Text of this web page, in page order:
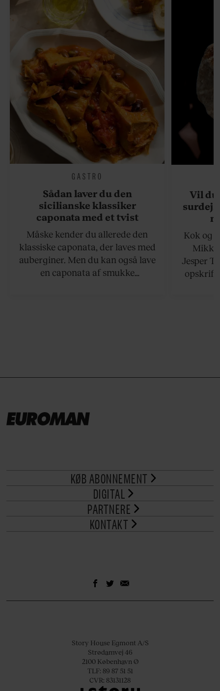
GASTRO
Sådan laver du den
sicilianske klassiker
caponata med et tvist
Måske kender du allerede den
klassiske caponata, der laves med
auberginer. Men du kan også lave
en caponata af smukke
Vil du
Kok og
Jesper
opskrift
KØB ABONNEMENT
DIGITAL
PARTNERE
KONTAKT
Story House Egmont A/S
Strødamvej 46
2100 København Ø
TLF: 89 87 51 51
CVR: 83131128